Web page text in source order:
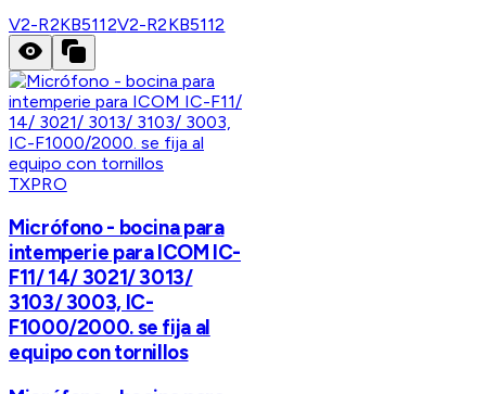
V2-R2KB5112V2-R2KB5112
TXPRO
Micrófono - bocina para
intemperie para ICOM IC-
F11/ 14/ 3021/ 3013/
3103/ 3003, IC-
F1000/2000. se fija al
equipo con tornillos